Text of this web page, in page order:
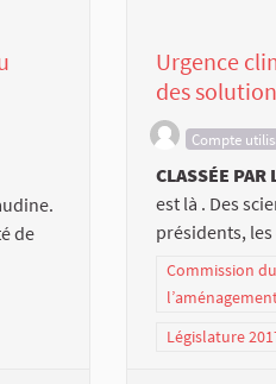
de
Urgence
des
Compte
CLASSÉE PAR
est là . Des
présidents, les
Commission
Législature